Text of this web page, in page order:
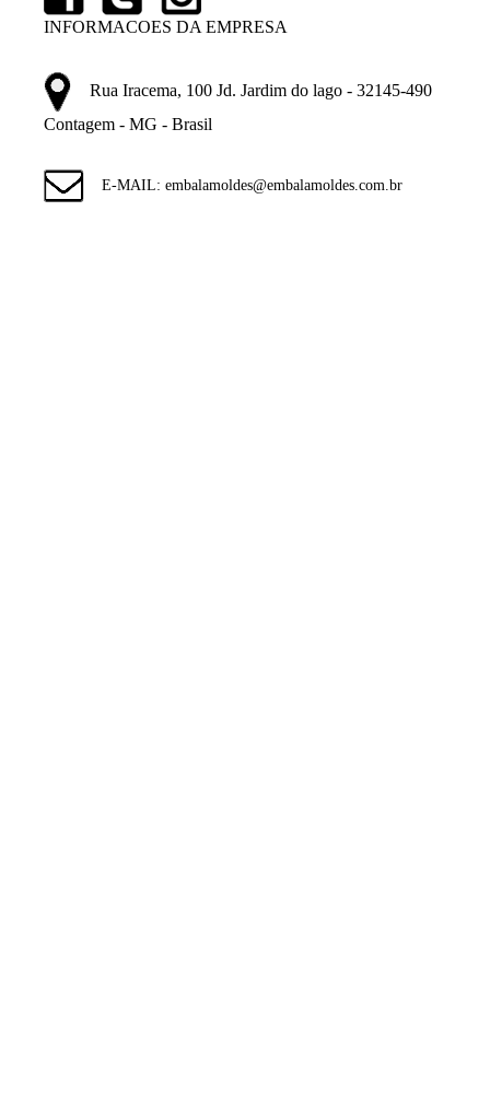
INFORMACOES DA EMPRESA
Rua Iracema, 100 Jd. Jardim do lago - 32145-490
Contagem - MG - Brasil
E-MAIL: embalamoldes@embalamoldes.com.br